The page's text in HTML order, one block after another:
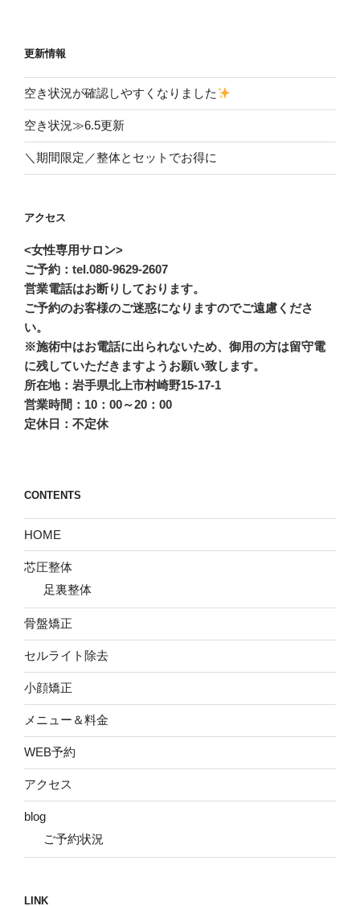
更新情報
空き状況が確認しやすくなりました
空き状況≫6.5更新
＼期間限定／整体とセットでお得に
アクセス
<女性専用サロン>
ご予約：tel.080-9629-2607
営業電話はお断りしております。
ご予約のお客様のご迷惑になりますのでご遠慮くださ
い。
※施術中はお電話に出られないため、御用の方は留守電
に残していただきますようお願い致します。
所在地：岩手県北上市村崎野15-17-1
営業時間：10：00～20：00
定休日：不定休
CONTENTS
HOME
芯圧整体
足裏整体
骨盤矯正
セルライト除去
小顔矯正
メニュー＆料金
WEB予約
アクセス
blog
ご予約状況
LINK